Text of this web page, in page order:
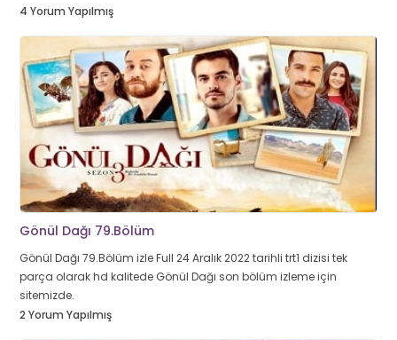
4 Yorum Yapılmış
Gönül Dağı 79.Bölüm
Gönül Dağı 79.Bölüm izle Full 24 Aralık 2022 tarihli trt1 dizisi tek
parça olarak hd kalitede Gönül Dağı son bölüm izleme için
sitemizde.
2 Yorum Yapılmış